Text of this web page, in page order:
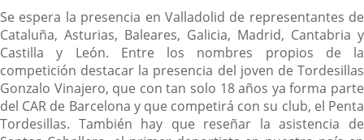
Se espera la presencia en Valladolid de representantes de
Cataluña, Asturias, Baleares, Galicia, Madrid, Cantabria y
Castilla y León. Entre los nombres propios de la
competición destacar la presencia del joven de Tordesillas
Gonzalo Vinajero, que con tan solo 18 años ya forma parte
del CAR de Barcelona y que competirá con su club, el Penta
Tordesillas. También hay que reseñar la asistencia de